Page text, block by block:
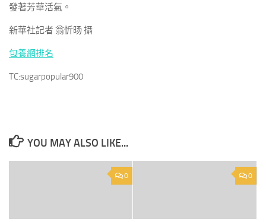
發著芳華活氣。
新華社記者 翁忻旸 攝
包養網排名
TC:sugarpopular900
YOU MAY ALSO LIKE...
0 0